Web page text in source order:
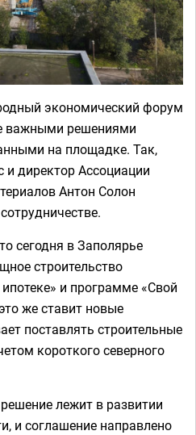
экономический форум
важными решениями
на площадке. Так,
и директор Ассоциации
Антон Солон
сегодня в Заполярье
строительство
и программе «Свой
же ставит новые
поставлять строительные
короткого северного
лежит в развитии
и соглашение направлено